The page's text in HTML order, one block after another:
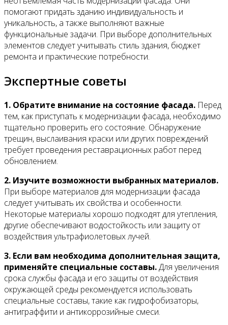
помогают придать зданию индивидуальность и
уникальность, а также выполняют важные
функциональные задачи. При выборе дополнительных
элементов следует учитывать стиль здания, бюджет
ремонта и практические потребности.
Экспертные советы
1. Обратите внимание на состояние фасада. Перед
тем, как приступать к модернизации фасада, необходимо
тщательно проверить его состояние. Обнаружение
трещин, выслаивания краски или других повреждений
требует проведения реставрационных работ перед
обновлением.
2. Изучите возможности выбранных материалов.
При выборе материалов для модернизации фасада
следует учитывать их свойства и особенности.
Некоторые материалы хорошо подходят для утепления,
другие обеспечивают водостойкость или защиту от
воздействия ультрафиолетовых лучей.
3. Если вам необходима дополнительная защита,
применяйте специальные составы.Для увеличения
срока службы фасада и его защиты от воздействия
окружающей среды рекомендуется использовать
специальные составы, такие как гидрофобизаторы,
антиграффити и антикоррозийные смеси.